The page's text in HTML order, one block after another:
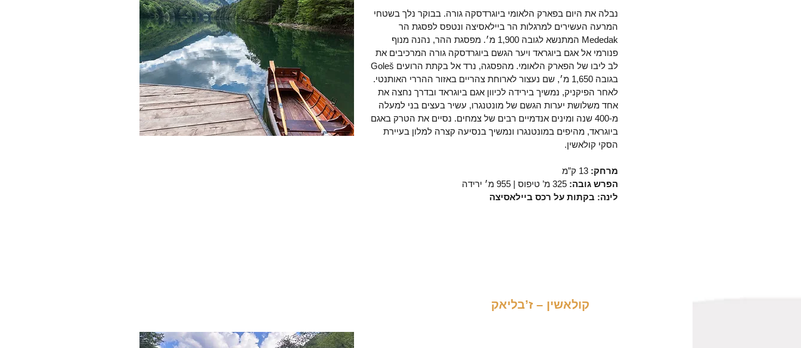
נבלה את היום בפארק הלאומי ביוגרדסקה גורה. בבוקר נלך בשטחי
המרעה העשירים למרגלות הר ביילאסיצה ונטפס לפסגת הר
Mededak המתנשא לגובה 1,900 מ׳. מפסגת ההר, נהנה מנוף
פנורמי אל אגם ביוגראד ויער הגשם ביוגרדסקה גורה המרכיבים את
לב ליבו של הפארק הלאומי. מהפסגה, נרד אל בקתת הרועים Goleš
בגובה 1,650 מ׳, שם נעצור לארוחת צהריים באזור ההררי האותנטי.
לאחר הפיקניק, נמשיך בירידה לכיוון אגם ביוגראד ובדרך נחצה את
אחד משלושת יערות הגשם של מונטנגרו, עשיר בעצים בני למעלה
מ-400 שנה ומינים אנדמיים רבים של צמחים. נסיים את הטרק באגם
ביוגראד, מהיפים במונטנגרו ונמשיך בנסיעה קצרה למלון בעיירת
הסקי קולאשין.
מרחק:
הפרש גובה:
לינה: בקתות על רכס ביילאסיצה
קולאשין – ז’בליאק